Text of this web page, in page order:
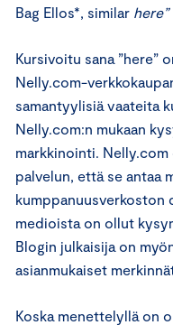
Bag Ellos*, similar here”
Kursivoitu sana ”here”
Nelly.com-
samantyylisiä vaateita
Nelly.com:n mukaan
markkinointi.
palvelun, että se antaa
kumppanuusverkoston
medioista on ollut
Blogin julkaisija on
asianmukaiset
Koska menettelyllä on